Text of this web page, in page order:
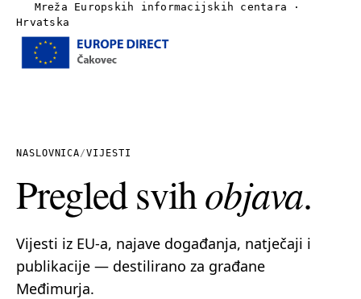
Mreža Europskih informacijskih centara ·
Hrvatska
Vijesti
Linkovi
NASLOVNICA/VIJESTI
Pregled svihobjava.
Vijesti iz EU-a, najave događanja, natječaji i
publikacije — destilirano za građane
Međimurja.